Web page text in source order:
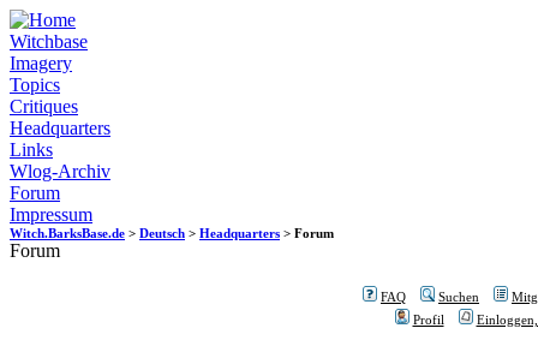
Witchbase
Imagery
Topics
Critiques
Headquarters
Links
Wlog-Archiv
Forum
Impressum
Witch.BarksBase.de > Deutsch > Headquarters > Forum
Forum
FAQ Suchen
Profil